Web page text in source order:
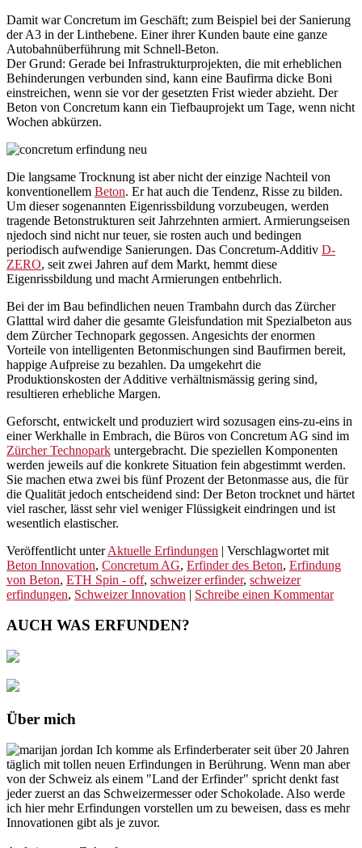
Damit war Concretum im Geschäft; zum Beispiel bei der Sanierung
der A3 in der Linthebene. Einer ihrer Kunden baute eine ganze
Autobahnüberführung mit Schnell-Beton.
Der Grund: Gerade bei Infrastrukturprojekten, die mit erheblichen
Behinderungen verbunden sind, kann eine Baufirma dicke Boni
einstreichen, wenn sie vor der gesetzten Frist wieder abzieht. Der
Beton von Concretum kann ein Tiefbauprojekt um Tage, wenn nicht
Wochen abkürzen.
Die langsame Trocknung ist aber nicht der einzige Nachteil von
konventionellem Beton. Er hat auch die Tendenz, Risse zu bilden.
Um dieser sogenannten Eigenrissbildung vorzubeugen, werden
tragende Betonstrukturen seit Jahrzehnten armiert. Armierungseisen
njedoch sind nicht nur teuer, sie rosten auch und bedingen
periodisch aufwendige Sanierungen. Das Concretum-Additiv D-
ZERO, seit zwei Jahren auf dem Markt, hemmt diese
Eigenrissbildung und macht Armierungen entbehrlich.
Bei der im Bau befindlichen neuen Trambahn durch das Zürcher
Glatttal wird daher die gesamte Gleisfundation mit Spezialbeton aus
dem Zürcher Technopark gegossen. Angesichts der enormen
Vorteile von intelligenten Betonmischungen sind Baufirmen bereit,
happige Aufpreise zu bezahlen. Da umgekehrt die
Produktionskosten der Additive verhältnismässig gering sind,
resultieren erhebliche Margen.
Geforscht, entwickelt und produziert wird sozusagen eins-zu-eins in
einer Werkhalle in Embrach, die Büros von Concretum AG sind im
Zürcher Technopark untergebracht. Die speziellen Komponenten
werden jeweils auf die konkrete Situation fein abgestimmt werden.
Sie machen etwa zwei bis fünf Prozent der Betonmasse aus, die für
die Qualität jedoch entscheidend sind: Der Beton trocknet und härtet
viel rascher, lässt sehr viel weniger Flüssigkeit eindringen und ist
wesentlich elastischer.
Veröffentlicht unter Aktuelle Erfindungen | Verschlagwortet mit
Beton Innovation, Concretum AG, Erfinder des Beton, Erfindung
von Beton, ETH Spin - off, schweizer erfinder, schweizer
erfindungen, Schweizer Innovation | Schreibe einen Kommentar
AUCH WAS ERFUNDEN?
Über mich
Ich komme als Erfinderberater seit über 20 Jahren
täglich mit tollen neuen Erfindungen in Berührung. Wenn man aber
von der Schweiz als einem "Land der Erfinder" spricht denkt fast
jeder zuerst an das Schweizermesser oder Schokolade. Also werde
ich hier mehr Erfindungen vorstellen um zu beweisen, dass es mehr
Innovationen gibt als je zuvor.